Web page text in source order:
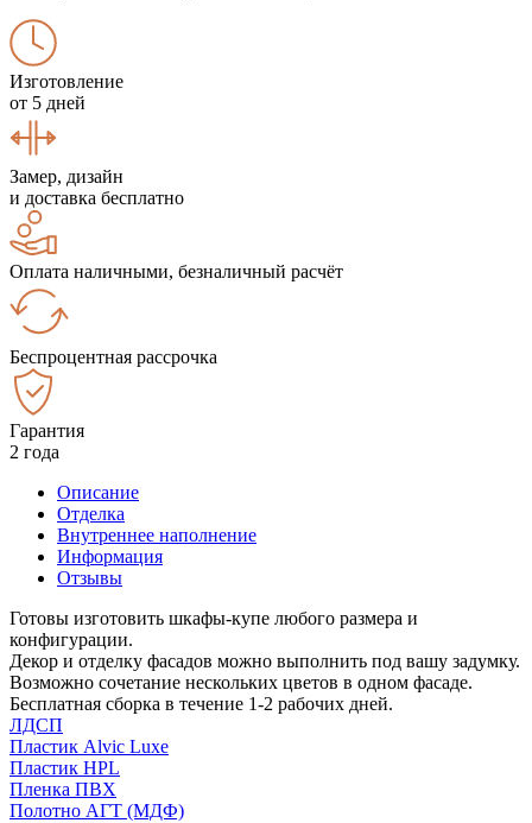
Изготовление
от 5 дней
Замер, дизайн
и доставка бесплатно
Оплата наличными, безналичный расчёт
Беспроцентная рассрочка
Гарантия
2 года
Описание
Отделка
Внутреннее наполнение
Информация
Отзывы
Готовы изготовить шкафы-купе любого размера и
конфигурации.
Декор и отделку фасадов можно выполнить под вашу задумку.
Возможно сочетание нескольких цветов в одном фасаде.
Бесплатная сборка в течение 1-2 рабочих дней.
ЛДСП
Пластик Alvic Luxe
Пластик HPL
Пленка ПВХ
Полотно АГТ (МДФ)